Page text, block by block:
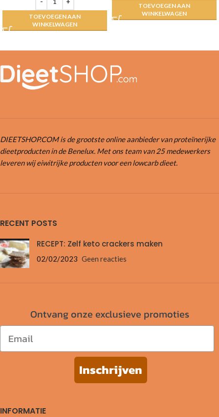
TOEVOEGEN AAN
WINKELWAGEN
TOEVOEGEN AAN
WINKELWAGEN
DIEETSHOP.COM is de grootste online aanbieder van proteïnerijke
dieetproducten in de Benelux. Met ons team van 25 medewerkers
leveren wij eiwitrijke producten voor een lowcarb dieet.
RECENT POSTS
RECEPT: Zelf keto crackers maken
02/02/2023 Geen reacties
Ontvang onze exclusieve promoties
Email
Inschrijven
INFORMATIE